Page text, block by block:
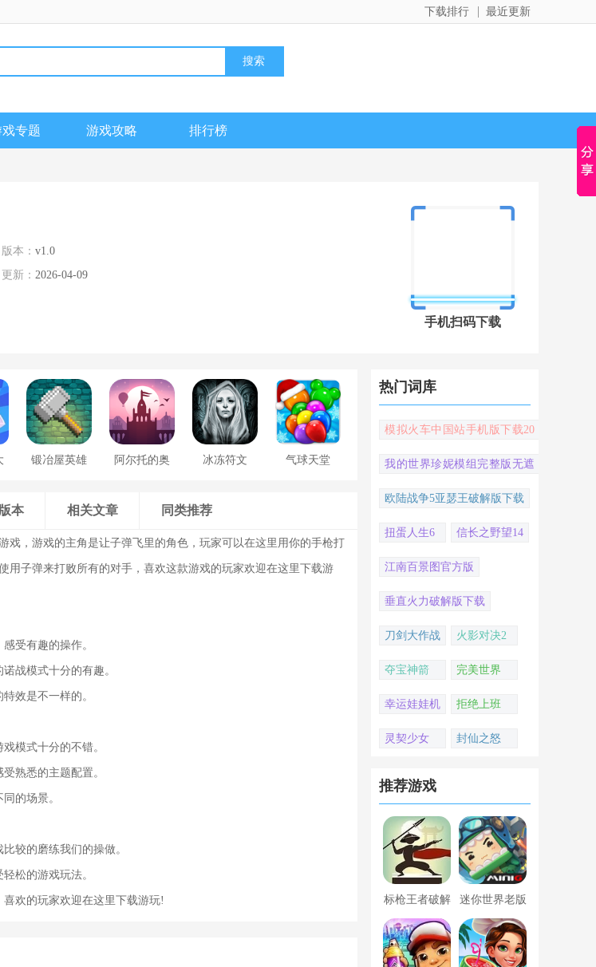
最近更新
下载排行
专题 游戏攻略 排行榜
版本： v1.0
更新： 2026-04-09
手机扫码下载
锻冶屋英雄 阿尔托的奥 冰冻符文 气球天堂
本 相关文章 同类推荐
戏，游戏的主角是让子弹飞里的角色，玩家可以在这里用你的手枪打
用子弹来打败所有的对手，喜欢这款游戏的玩家欢迎在这里下载游
受有趣的操作。
战模式十分的有趣。
效是不一样的。
模式十分的不错。
熟悉的主题配置。
的场景。
较的磨练我们的操做。
松的游戏玩法。
欢的玩家欢迎在这里下载游玩!
热门词库
模拟火车中国站手机版下载20
我的世界珍妮模组完整版无遮
欧陆战争5亚瑟王破解版下载
扭蛋人生6 信长之野望14
江南百景图官方版
垂直火力破解版下载
刀剑大作战 火影对决2
夺宝神箭 完美世界
幸运娃娃机 拒绝上班
灵契少女 封仙之怒
推荐游戏
标枪王者破解
版无限金币钻
石内置菜单
迷你世界老版
本下载